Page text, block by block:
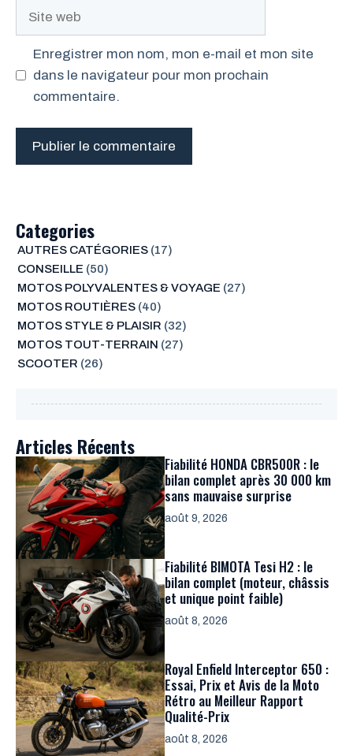
Site
Enregistrer mon nom, mon e-mail et mon site
dans le navigateur pour mon prochain
commentaire.
Categories
AUTRES CATÉGORIES(17)
CONSEILLE (50)
MOTOS POLYVALENTES & VOYAGE (27)
MOTOS ROUTIÈRES(40)
MOTOS STYLE & PLAISIR (32)
MOTOS TOUT-TERRAIN (27)
SCOOTER (26)
Articles Récents
Fiabilité HONDA CBR500R : le
bilan complet après 30 000 km
sans mauvaise surprise
août 9, 2026
Fiabilité BIMOTA Tesi H2 : le
bilan complet (moteur, châssis
et unique point faible)
août 8, 2026
Royal Enfield Interceptor 650 :
Essai, Prix et Avis de la Moto
Rétro au Meilleur Rapport
Qualité-Prix
août 8, 2026